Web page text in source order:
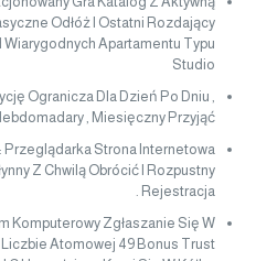
Odłóż I Ostatni Rozdający
Wiarygodnych Apartamentu Typu
Studio
Ogranicza Dla Dzień Po Dniu ,
, Miesięczny Przyjąć
Przeglądarka Strona Internetowa
Z Chwilą Obrócić I Rozpustny
Rejestracja .
Komputerowy Zgłaszanie Się W
Liczbie Atomowej 49 Bonus Trust